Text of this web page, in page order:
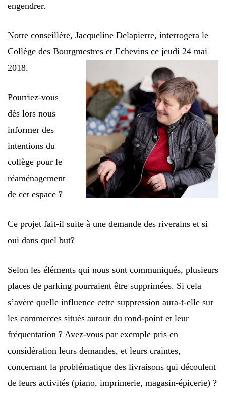
engendrer.
Notre conseillère, Jacqueline Delapierre, interrogera le
Collège des Bourgmestres et Echevins ce jeudi 24 mai
2018.
Pourriez-vous
dès lors nous
informer des
intentions du
collège pour le
réaménagement
de cet espace ?
Ce projet fait-il suite à une demande des riverains et si
oui dans quel but?
Selon les éléments qui nous sont communiqués, plusieurs
places de parking pourraient être supprimées. Si cela
s’avère quelle influence cette suppression aura-t-elle sur
les commerces situés autour du rond-point et leur
fréquentation ? Avez-vous par exemple pris en
considération leurs demandes, et leurs craintes,
concernant la problématique des livraisons qui découlent
de leurs activités (piano, imprimerie, magasin-épicerie) ?